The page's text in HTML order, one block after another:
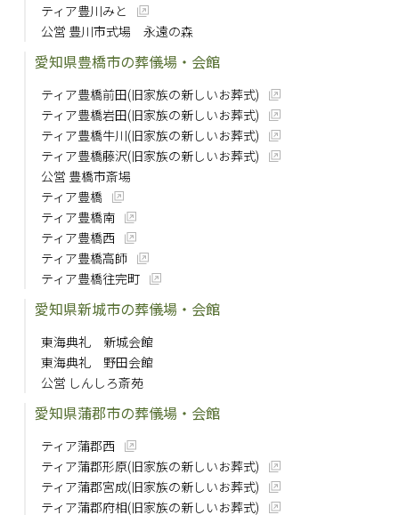
ティア豊川みと
公営 豊川市式場 永遠の森
愛知県豊橋市の葬儀場・会館
ティア豊橋前田(旧家族の新しいお葬式)
ティア豊橋岩田(旧家族の新しいお葬式)
ティア豊橋牛川(旧家族の新しいお葬式)
ティア豊橋藤沢(旧家族の新しいお葬式)
公営 豊橋市斎場
ティア豊橋
ティア豊橋南
ティア豊橋西
ティア豊橋高師
ティア豊橋往完町
愛知県新城市の葬儀場・会館
東海典礼 新城会館
東海典礼 野田会館
公営 しんしろ斎苑
愛知県蒲郡市の葬儀場・会館
ティア蒲郡西
ティア蒲郡形原(旧家族の新しいお葬式)
ティア蒲郡宮成(旧家族の新しいお葬式)
ティア蒲郡府相(旧家族の新しいお葬式)